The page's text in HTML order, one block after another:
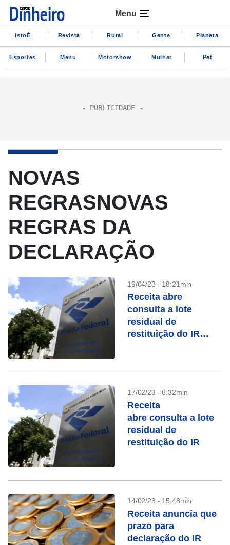
Menu
IstoÉ Revista Rural Gente Planeta
Esportes Menu Motorshow Mulher Pet
NOVAS
REGRASNOVAS
REGRAS DA
DECLARAÇÃO
19/04/23 - 18:21min
Receita abre
consulta a lote
residual de
restituição do IR
17/02/23 - 6:32min
Receita
abre consulta a lote
residual de
restituição do IR
14/02/23 - 15:48min
Receita anuncia que
prazo para
declaração do IR